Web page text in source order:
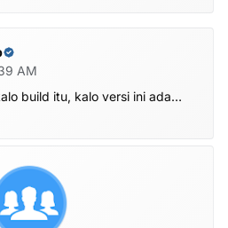
AM
kalo versi ini ada
V-OP-260625V1482